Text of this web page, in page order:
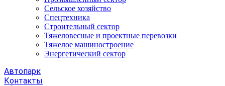
Сельское хозяйство
Спецтехника
Строительный сектор
Тяжеловесные и проектные перевозки
Тяжелое машиностроение
Энергетический сектор
Автопарк
Контакты